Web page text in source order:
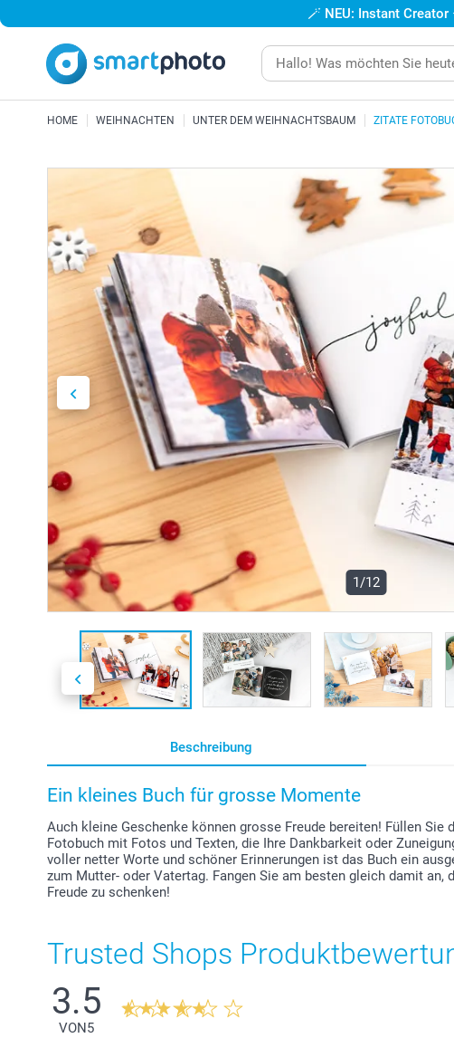
🪄 NEU: Instant Creator
HOME WEIHNACHTEN UNTER DEM WEIHNACHTSBAUM ZITATE
1/12
Beschreibung
Ein kleines Buch für grosse Momente
Auch kleine Geschenke können grosse Freude bereiten! Füllen
Fotobuch mit Fotos und Texten, die Ihre Dankbarkeit oder
voller netter Worte und schöner Erinnerungen ist das Buch ein
zum Mutter- oder Vatertag. Fangen Sie am besten gleich damit an,
Freude zu schenken!
Trusted Shops
3.5
VON5